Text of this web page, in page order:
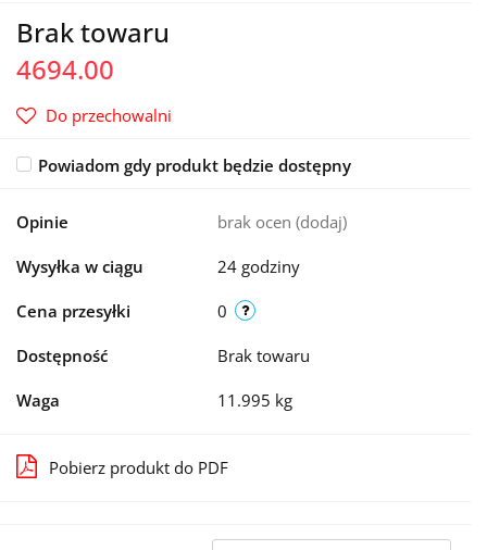
Brak towaru
4694.00
Do przechowalni
Powiadom gdy produkt będzie dostępny
Opinie brak ocen (dodaj)
Wysyłka w ciągu 24 godziny
Cena przesyłki 0
Dostępność Brak towaru
Waga 11.995 kg
Pobierz produkt do PDF